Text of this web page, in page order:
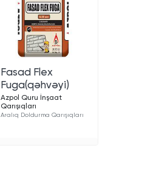
Fasad Flex
Fuga(qəhvəyi)
Azpol Quru İnşaat
Qarışıqları
Aralıq Doldurma Qarışıqları